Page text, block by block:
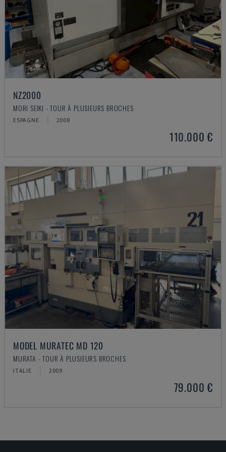
NZ2000
MORI SEIKI - TOUR À PLUSIEURS BROCHES
ESPAGNE 2008
110.000 €
MODEL MURATEC MD 120
MURATA - TOUR À PLUSIEURS BROCHES
ITALIE 2009
79.000 €